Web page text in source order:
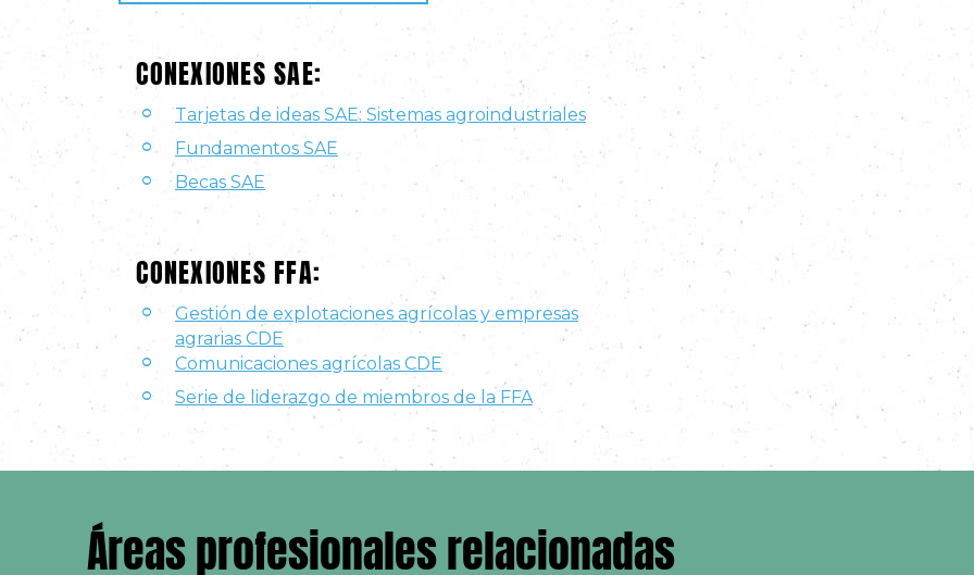
CONEXIONES SAE:
Tarjetas de ideas SAE: Sistemas agroindustriales
Fundamentos SAE
Becas SAE
CONEXIONES FFA:
Gestión de explotaciones agrícolas y empresas
agrarias CDE
Comunicaciones agrícolas CDE
Serie de liderazgo de miembros de la FFA
Áreas profesionales relacionadas